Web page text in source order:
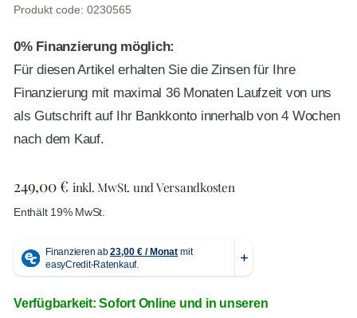
Produkt code: 0230565
0% Finanzierung möglich:
Für diesen Artikel erhalten Sie die Zinsen für Ihre
Finanzierung mit maximal 36 Monaten Laufzeit von uns
als Gutschrift auf Ihr Bankkonto innerhalb von 4 Wochen
nach dem Kauf.
249,00€ inkl. MwSt. und Versandkosten
Enthält 19% MwSt.
Verfügbarkeit: Sofort Online und in unseren